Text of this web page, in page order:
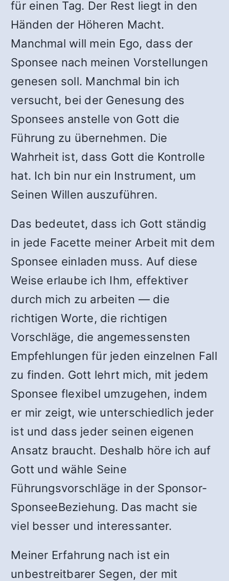
für einen Tag. Der Rest liegt in den
Händen der Höheren Macht.
Manchmal will mein Ego, dass der
Sponsee nach meinen Vorstellungen
genesen soll. Manchmal bin ich
versucht, bei der Genesung des
Sponsees anstelle von Gott die
Führung zu übernehmen. Die
Wahrheit ist, dass Gott die Kontrolle
hat. Ich bin nur ein Instrument, um
Seinen Willen auszuführen.
Das bedeutet, dass ich Gott ständig
in jede Facette meiner Arbeit mit dem
Sponsee einladen muss. Auf diese
Weise erlaube ich Ihm, effektiver
durch mich zu arbeiten — die
richtigen Worte, die richtigen
Vorschläge, die angemessensten
Empfehlungen für jeden einzelnen Fall
zu finden. Gott lehrt mich, mit jedem
Sponsee flexibel umzugehen, indem
er mir zeigt, wie unterschiedlich jeder
ist und dass jeder seinen eigenen
Ansatz braucht. Deshalb höre ich auf
Gott und wähle Seine
Führungsvorschläge in der Sponsor-
SponseeBeziehung. Das macht sie
viel besser und interessanter.
Meiner Erfahrung nach ist ein
unbestreitbarer Segen, der mit